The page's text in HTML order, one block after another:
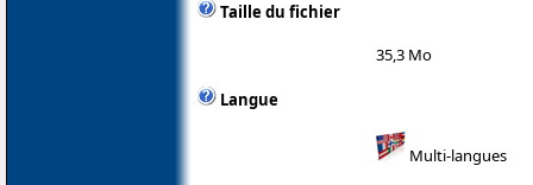
Taille du fichier
35,3 Mo
Langue
Multi-langues